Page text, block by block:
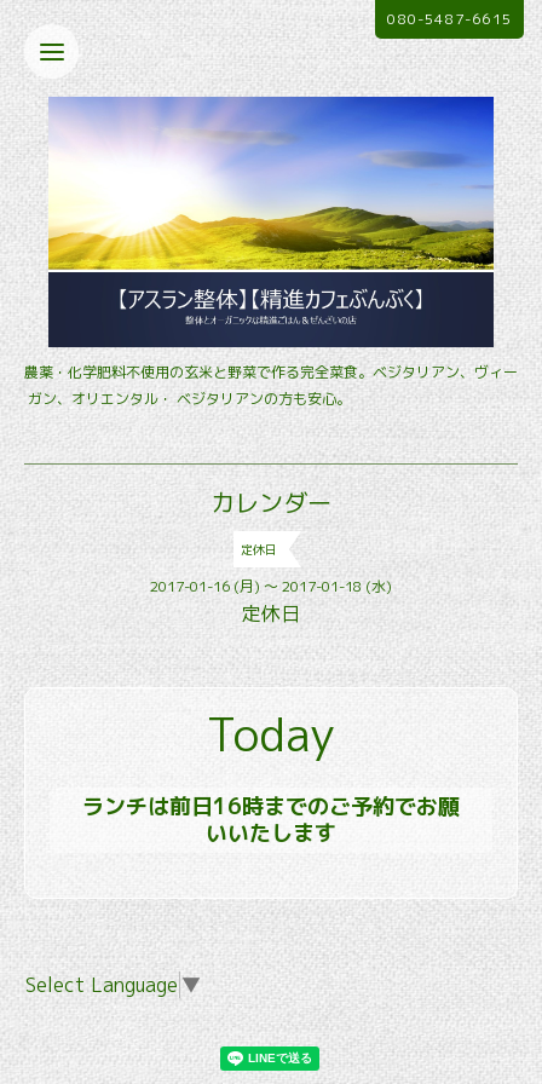
農薬・化学肥料不使用の玄米と野菜で作る完全菜食。ベジタリアン、ヴィー
ガン、オリエンタル・ ベジタリアンの方も安心。
080-5487-6615
カレンダー
定休日
2017-01-16 (月) ～ 2017-01-18 (水)
定休日
Today
ランチは前日16時までのご予約でお願
いいたします
Select Language ▼